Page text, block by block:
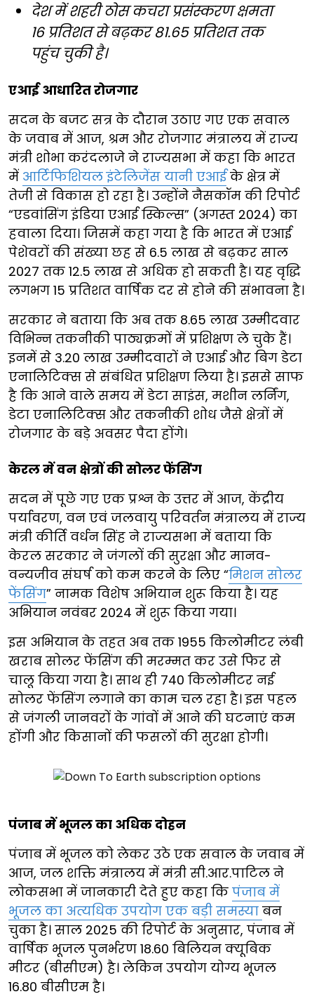
देश में शहरी ठोस कचरा प्रसंस्करण क्षमता
16 प्रतिशत से बढ़कर 81.65 प्रतिशत तक
पहुंच चुकी है।
एआई आधारित रोजगार
सदन के बजट सत्र के दौरान उठाए गए एक सवाल
के जवाब में आज, श्रम और रोजगार मंत्रालय में राज्य
मंत्री शोभा करंदलाजे ने राज्यसभा में कहा कि भारत
में आर्टिफिशियल इंटेलिजेंस यानी एआईके क्षेत्र में
तेजी से विकास हो रहा है। उन्होंने नैसकॉम की रिपोर्ट
“एडवांसिंग इंडिया एआई स्किल्स” (अगस्त 2024) का
हवाला दिया। जिसमें कहा गया है कि भारत में एआई
पेशेवरों की संख्या छह से 6.5 लाख से बढ़कर साल
2027 तक 12.5 लाख से अधिक हो सकती है। यह वृद्धि
लगभग 15 प्रतिशत वार्षिक दर से होने की संभावना है।
सरकार ने बताया कि अब तक 8.65 लाख उम्मीदवार
विभिन्न तकनीकी पाठ्यक्रमों में प्रशिक्षण ले चुके हैं।
इनमें से 3.20 लाख उम्मीदवारों ने एआई और बिग डेटा
एनालिटिक्स से संबंधित प्रशिक्षण लिया है। इससे साफ
है कि आने वाले समय में डेटा साइंस, मशीन लर्निंग,
डेटा एनालिटिक्स और तकनीकी शोध जैसे क्षेत्रों में
रोजगार के बड़े अवसर पैदा होंगे।
केरल में वन क्षेत्रों की सोलर फेंसिंग
सदन में पूछे गए एक प्रश्न के उत्तर में आज, केंद्रीय
पर्यावरण, वन एवं जलवायु परिवर्तन मंत्रालय में राज्य
मंत्री कीर्ति वर्धन सिंह ने राज्यसभा में बताया कि
केरल सरकार ने जंगलों की सुरक्षा और मानव-
वन्यजीव संघर्ष को कम करने के लिए “मिशन सोलर
फेंसिंग” नामक विशेष अभियान शुरू किया है। यह
अभियान नवंबर 2024 में शुरू किया गया।
इस अभियान के तहत अब तक 1955 किलोमीटर लंबी
खराब सोलर फेंसिंग की मरम्मत कर उसे फिर से
चालू किया गया है। साथ ही 740 किलोमीटर नई
सोलर फेंसिंग लगाने का काम चल रहा है। इस पहल
से जंगली जानवरों के गांवों में आने की घटनाएं कम
होंगी और किसानों की फसलों की सुरक्षा होगी।
पंजाब में भूजल का अधिक दोहन
पंजाब में भूजल को लेकर उठे एक सवाल के जवाब में
आज, जल शक्ति मंत्रालय में मंत्री सी.आर.पाटिल ने
लोकसभा में जानकारी देते हुए कहा कि पंजाब में
भूजल का अत्यधिक उपयोग एक बड़ी समस्या बन
चुका है। साल 2025 की रिपोर्ट के अनुसार, पंजाब में
वार्षिक भूजल पुनर्भरण 18.60 बिलियन क्यूबिक
मीटर (बीसीएम) है। लेकिन उपयोग योग्य भूजल
16.80 बीसीएम है।